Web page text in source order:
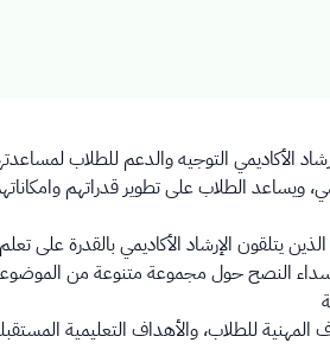
الأكاديمي التوجيه والدعم للطلاب
ويساعد الطلاب على تطوير قدراتهم
يتلقون الإرشاد الأكاديمي بالقدرة
النصح حول مجموعة متنوعة من الموضوعات
المهنية للطلاب، والأهداف التعليمية